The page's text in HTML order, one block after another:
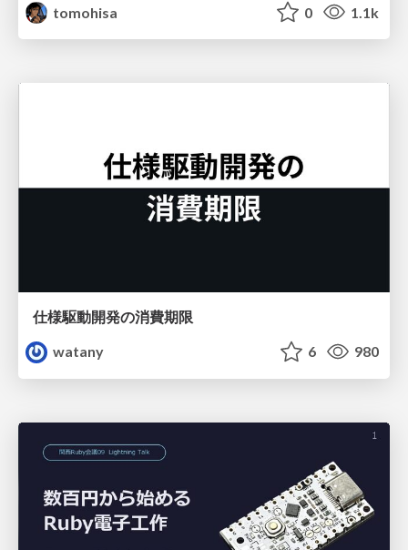
tomohisa
0 1.1k
仕様駆動開発の消費期限
watany
6 980